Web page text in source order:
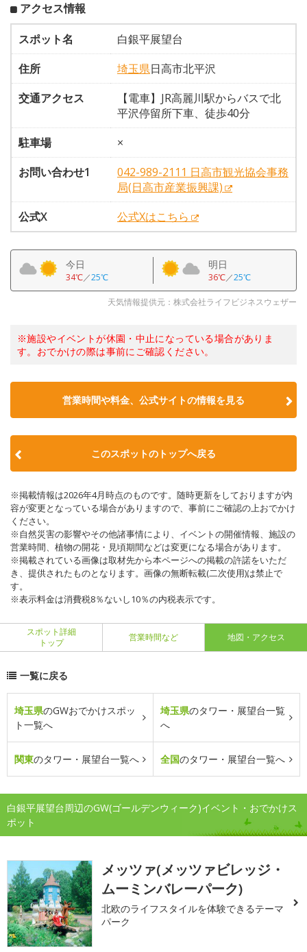
アクセス情報
スポット名
白銀平展望台
住所
埼玉県日高市北平沢
交通アクセス
【電車】JR高麗川駅からバスで北
平沢停留所下車、徒歩40分
駐車場
×
お問い合わせ1
042-989-2111 日高市観光協会事務
局(日高市産業振興課)
公式X
公式Xはこちら
今日
34℃／25℃
明日
36℃／25℃
天気情報提供元：株式会社ライフビジネスウェザー
※施設やイベントが休園・中止になっている場合がありま
す。おでかけの際は事前にご確認ください。
営業時間や料金、公式サイトの情報を見る
このスポットのトップへ戻る
※掲載情報は2026年4月時点のものです。随時更新をしておりますが内
容が変更となっている場合がありますので、事前にご確認の上おでかけ
ください。
※自然災害の影響やその他諸事情により、イベントの開催情報、施設の
営業時間、植物の開花・見頃期間などは変更になる場合があります。
※掲載されている画像は取材先から本ページへの掲載の許諾をいただ
き、提供されたものとなります。画像の無断転載(二次使用)は禁止で
す。
※表示料金は消費税8％ないし10％の内税表示です。
スポット詳細
トップ
営業時間など 地図・アクセス
一覧に戻る
埼玉県のGWおでかけスポッ
ト一覧へ
埼玉県のタワー・展望台一覧
へ
関東のタワー・展望台一覧へ 全国のタワー・展望台一覧へ
白銀平展望台周辺のGW(ゴールデンウィーク)イベント・おでかけス
ポット
メッツァ(メッツァビレッジ・
ムーミンバレーパーク)
北欧のライフスタイルを体験できるテーマ
パーク